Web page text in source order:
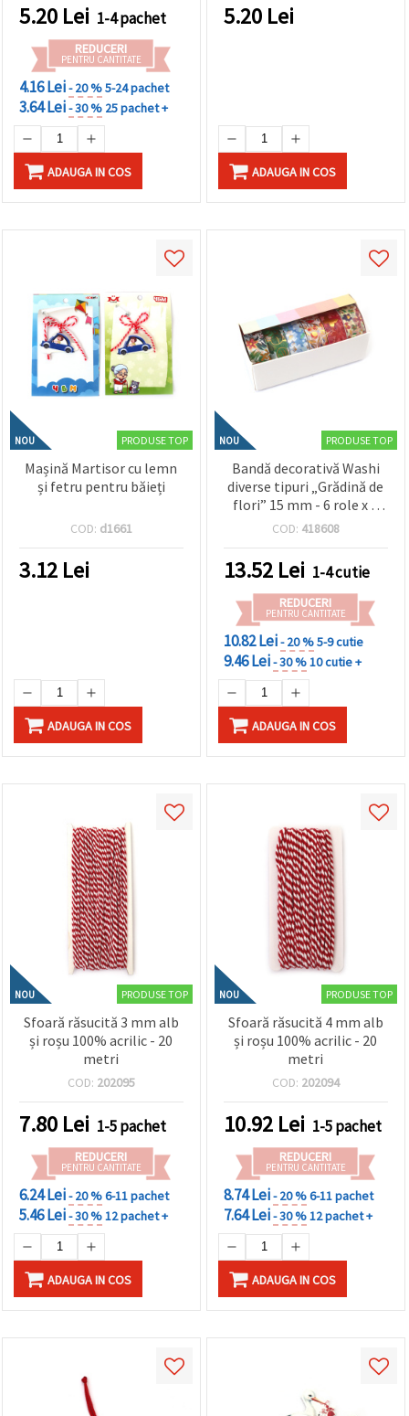
5.20 Lei 1-4 pachet
REDUCERI
PENTRU CANTITATE
4.16 Lei- 20 %5-24 pachet
3.64 Lei- 30 % 25 pachet +
ADAUGA IN COS
5.20 Lei
ADAUGA IN COS
NOU PRODUSE TOP
Mașină Martisor cu lemn
și fetru pentru băieți
COD: d1661
3.12 Lei
ADAUGA IN COS
NOU PRODUSE TOP
Bandă decorativă Washi
diverse tipuri „Grădină de
flori” 15 mm - 6 role x 2
metri
COD: 418608
13.52 Lei 1-4 cutie
REDUCERI
PENTRU CANTITATE
10.82 Lei- 20 %5-9 cutie
9.46 Lei- 30 %10 cutie +
ADAUGA IN COS
NOU PRODUSE TOP
Sfoară răsucită 3 mm alb
și roșu 100% acrilic - 20
metri
COD: 202095
7.80 Lei 1-5 pachet
REDUCERI
PENTRU CANTITATE
6.24 Lei- 20 %6-11 pachet
5.46 Lei- 30 %12 pachet +
ADAUGA IN COS
NOU PRODUSE TOP
Sfoară răsucită 4 mm alb
și roșu 100% acrilic - 20
metri
COD: 202094
10.92 Lei 1-5 pachet
REDUCERI
PENTRU CANTITATE
8.74 Lei- 20 %6-11 pachet
7.64 Lei- 30 %12 pachet +
ADAUGA IN COS